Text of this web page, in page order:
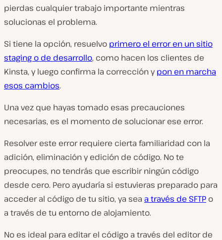
pierdas cualquier trabajo importante mientras
solucionas el problema.
Si tiene la opción, resuelvo primero el error en un sitio
staging o de desarrollo, como hacen los clientes de
Kinsta, y luego confirma la corrección ypon en marcha
esos cambios.
Una vez que hayas tomado esas precauciones
necesarias, es el momento de solucionar ese error.
Resolver este error requiere cierta familiaridad con la
adición, eliminación y edición de código. No te
preocupes, no tendrás que escribir ningún código
desde cero. Pero ayudaría si estuvieras preparado para
acceder al código de tu sitio, ya sea a través de SFTP o
a través de tu entorno de alojamiento.
No es ideal para editar el código a través del editor de